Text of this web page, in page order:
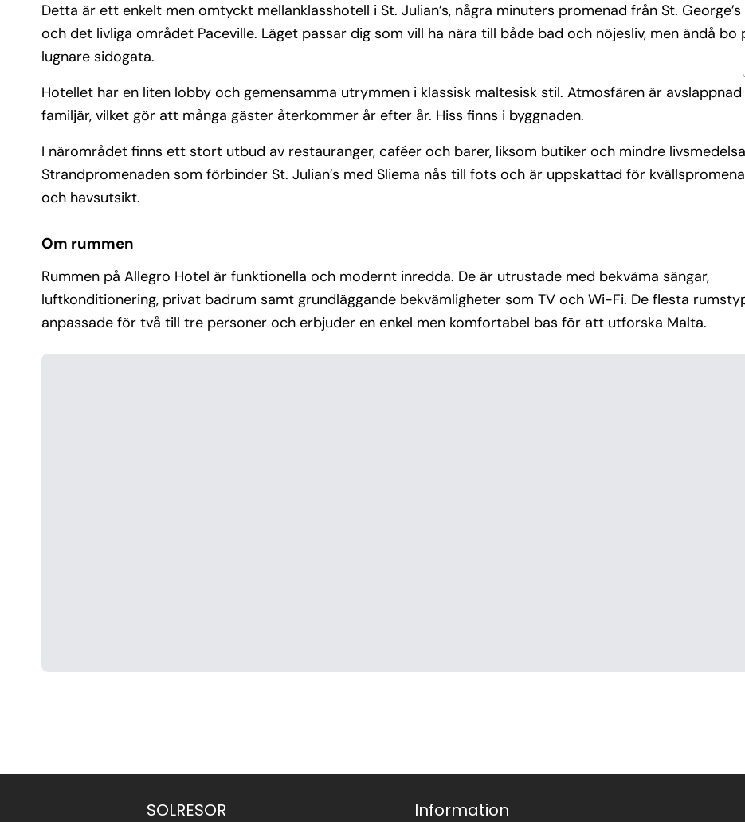
Detta är ett enkelt men omtyckt mellanklasshotell i St. Julian’s, några minuters promenad från St. George’s
och det livliga området Paceville. Läget passar dig som vill ha nära till både bad och nöjesliv, men ändå bo
lugnare sidogata.
Hotellet har en liten lobby och gemensamma utrymmen i klassisk maltesisk stil. Atmosfären är
familjär, vilket gör att många gäster återkommer år efter år. Hiss finns i byggnaden.
I närområdet finns ett stort utbud av restauranger, caféer och barer, liksom butiker och mindre
Strandpromenaden som förbinder St. Julian’s med Sliema nås till fots och är uppskattad för
och havsutsikt.
Om rummen
Rummen på Allegro Hotel är funktionella och modernt inredda. De är utrustade med bekväma sängar,
luftkonditionering, privat badrum samt grundläggande bekvämligheter som TV och Wi-Fi. De flesta
anpassade för två till tre personer och erbjuder en enkel men komfortabel bas för att utforska Malta.
SOLRESOR Information